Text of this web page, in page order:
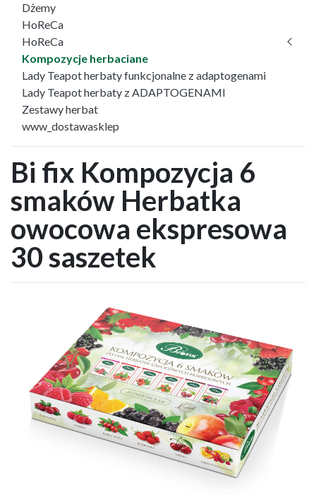
Dżemy
HoReCa
HoReCa
Kompozycje herbaciane
Lady Teapot herbaty funkcjonalne z adaptogenami
Lady Teapot herbaty z ADAPTOGENAMI
Zestawy herbat
www_dostawasklep
Bi fix Kompozycja 6
smaków Herbatka
owocowa ekspresowa
30 saszetek